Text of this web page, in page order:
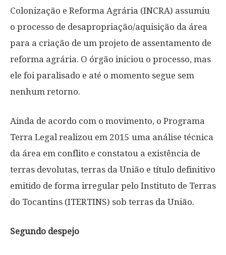
Colonização e Reforma Agrária (INCRA) assumiu
o processo de desapropriação/aquisição da área
para a criação de um projeto de assentamento de
reforma agrária. O órgão iniciou o processo, mas
ele foi paralisado e até o momento segue sem
nenhum retorno.
Ainda de acordo com o movimento, o Programa
Terra Legal realizou em 2015 uma análise técnica
da área em conflito e constatou a existência de
terras devolutas, terras da União e título definitivo
emitido de forma irregular pelo Instituto de Terras
do Tocantins (ITERTINS) sob terras da União.
Segundo despejo